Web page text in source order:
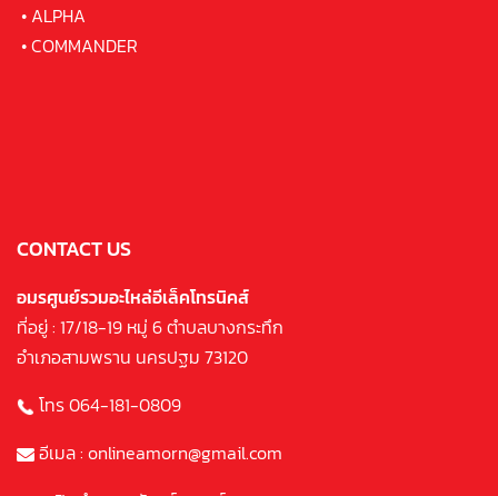
• ALPHA
•COMMANDER
CONTACT US
อมรศูนย์รวมอะไหล่อีเล็คโทรนิคส์
ที่อยู่ : 17/18-19 หมู่ 6 ตำบลบางกระทึก
อำเภอสามพราน นครปฐม 73120
โทร 064-181-0809
อีเมล : onlineamorn@gmail.com